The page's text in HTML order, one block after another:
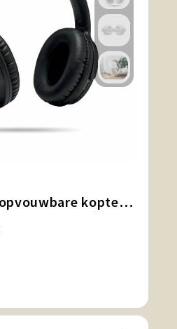
SILENT - ANC opvouwbare koptelefoon